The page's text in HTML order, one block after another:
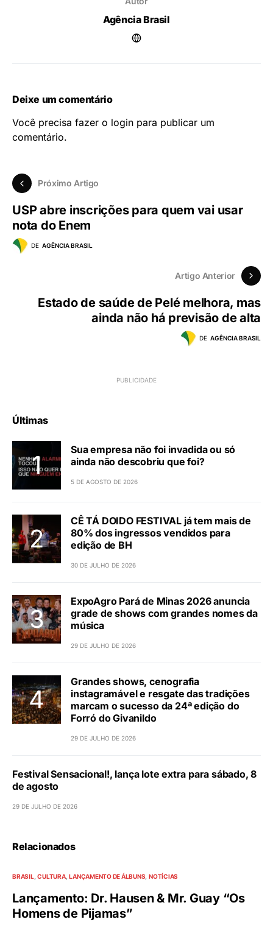
Agência Brasil
Deixe um comentário
Você precisa fazer o login para publicar um
comentário.
Próximo Artigo
USP abre inscrições para quem vai usar
nota do Enem
DE AGÊNCIA BRASIL
Artigo Anterior
Estado de saúde de Pelé melhora, mas
ainda não há previsão de alta
DE AGÊNCIA BRASIL
Últimas
Sua empresa não foi invadida ou só
ainda não descobriu que foi?
5 DE AGOSTO DE 2026
CÊ TÁ DOIDO FESTIVAL já tem mais de
80% dos ingressos vendidos para
edição de BH
30 DE JULHO DE 2026
ExpoAgro Pará de Minas 2026 anuncia
grade de shows com grandes nomes da
música
29 DE JULHO DE 2026
Grandes shows, cenografia
instagramável e resgate das tradições
marcam o sucesso da 24ª edição do
Forró do Givanildo
29 DE JULHO DE 2026
Festival Sensacional!, lança lote extra para sábado, 8
de agosto
29 DE JULHO DE 2026
Relacionados
BRASIL CULTURA LANÇAMENTO DE ÁLBUNS NOTÍCIAS
Lançamento: Dr. Hausen & Mr. Guay “Os
Homens de Pijamas”